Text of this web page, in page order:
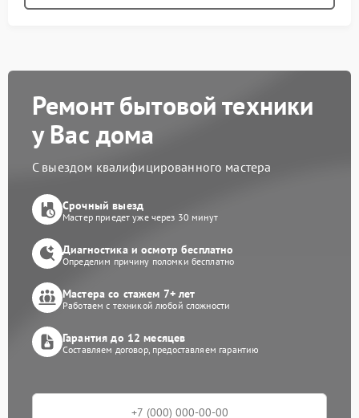
Ремонт бытовой техники
у Вас дома
С выездом квалифицированного мастера
Срочный выезд
Мастер приедет уже через 30 минут
Диагностика и осмотр бесплатно
Определим причину поломки бесплатно
Мастера со стажем 7+ лет
Работаем с техникой любой сложности
Гарантия до 12 месяцев
Составляем договор, предоставляем гарантию